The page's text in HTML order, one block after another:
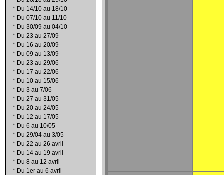
* Du 14/10 au 18/10
* Du 07/10 au 11/10
* Du 30/09 au 04/10
* Du 23 au 27/09
* Du 16 au 20/09
* Du 09 au 13/09
* Du 23 au 29/06
* Du 17 au 22/06
* Du 10 au 15/06
* Du 3 au 7/06
* Du 27 au 31/05
* Du 20 au 24/05
* Du 12 au 17/05
* Du 6 au 10/05
* Du 29/04 au 3/05
* Du 22 au 26 avril
* Du 14 au 19 avril
* Du 8 au 12 avril
* Du 1er au 6 avril